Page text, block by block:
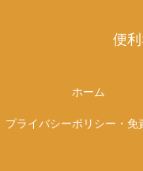
便
ホーム
プライバシーポリシー・免